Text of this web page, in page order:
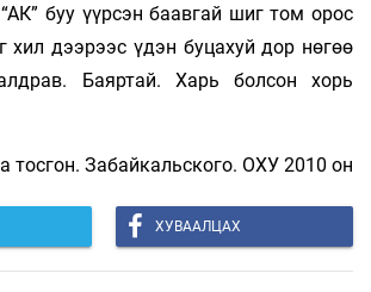
буу үүрсэн баавгай шиг том орос
хил дээрээс үдэн буцахуй дор нөгөө
Баяртай. Харь болсон хорь
тосгон. Забайкальского. ОХУ 2010 он
ХУВААЛЦАХ